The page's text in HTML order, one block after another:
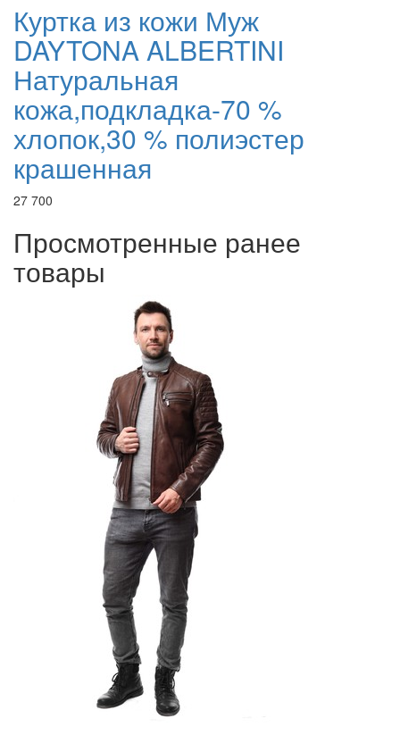
Куртка из кожи Муж
DAYTONA ALBERTINI
Натуральная
кожа,подкладка-70 %
хлопок,30 % полиэстер
крашенная
27 700
Просмотренные ранее
товары